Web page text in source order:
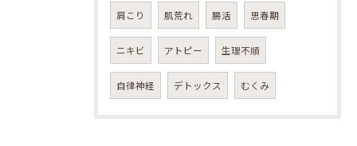
肩こり 肌荒れ 腸活 思春期
ニキビ アトピー 生理不順
自律神経 デトックス むくみ